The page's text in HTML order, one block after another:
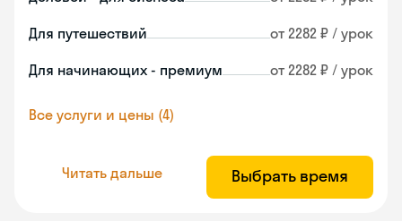
Для путешествий от 2282 ₽ / урок
Для начинающих - премиум от 2282 ₽ / урок
Все услуги и цены (4)
Читать дальше Выбрать время